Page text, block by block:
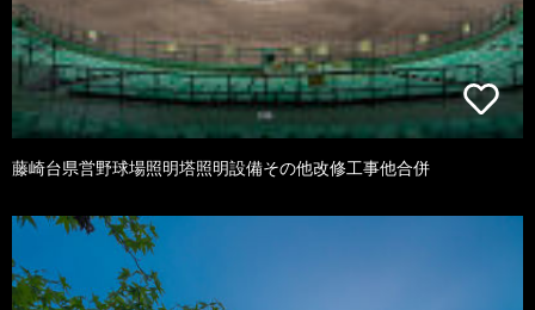
藤崎台県営野球場照明塔照明設備その他改修工事他合併